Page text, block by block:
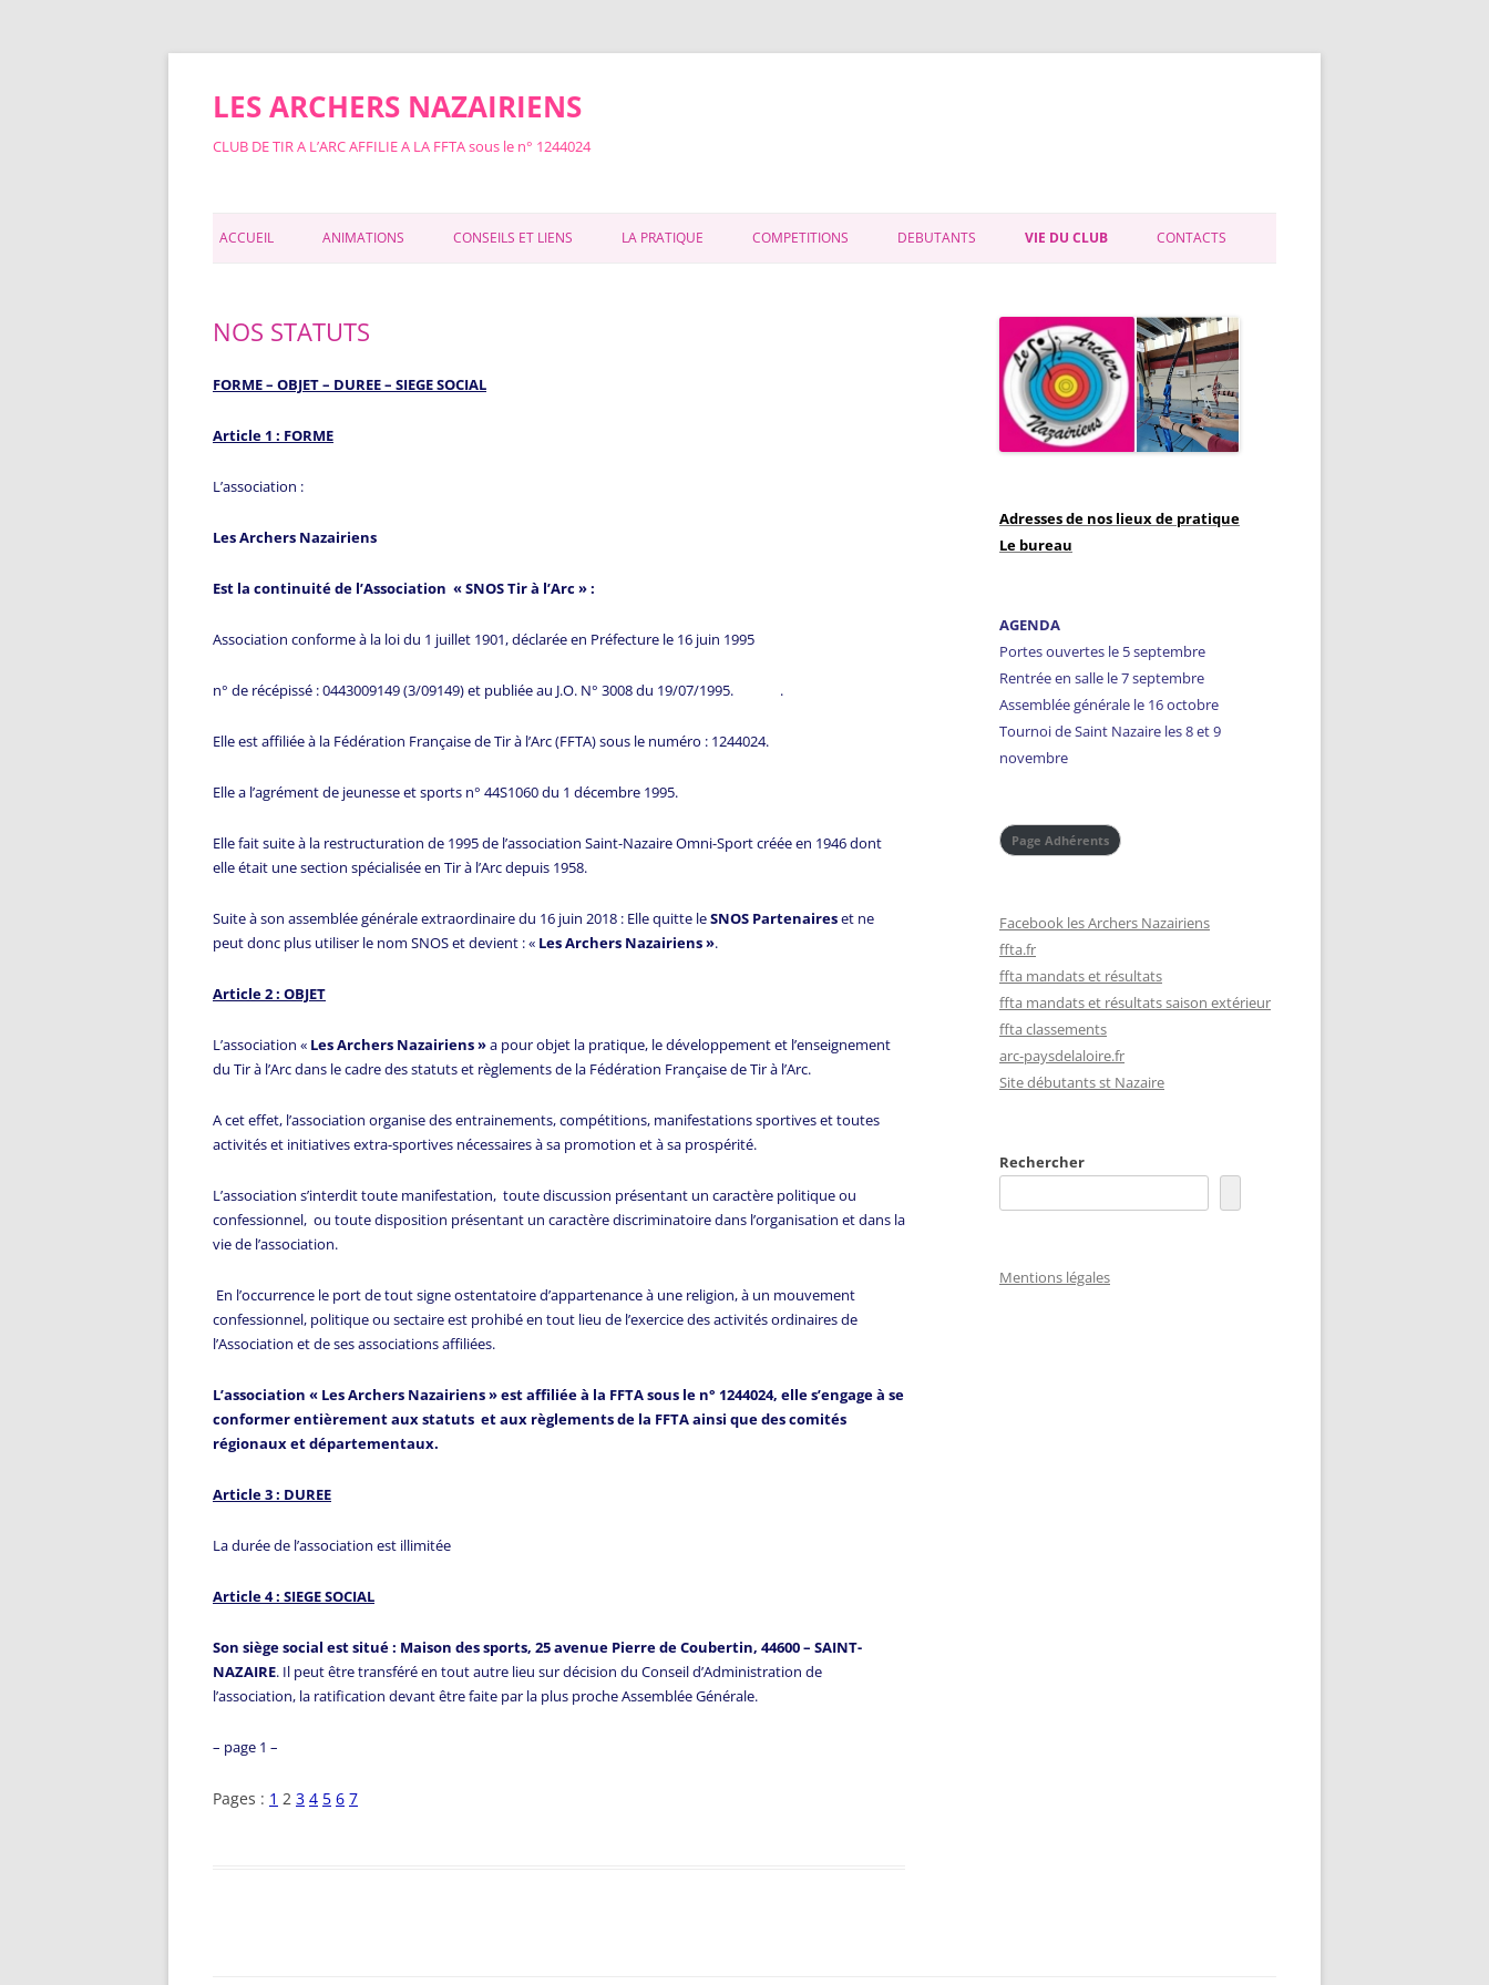
Aller
LES ARCHERS NAZAIRIENS
CLUB DE TIR A L’ARC AFFILIE A LA FFTA sous le n° 1244024
ACCUEIL ANIMATIONS CONSEILS ET LIENS LA PRATIQUE COMPETITIONS DEBUTANTS
CONCOURS DEPARTEMENTAL
DEBUTANTS
VIE DU CLUB
ADMINISTRATION
HISTORIQUE
NOS STATUTS
CONTACTS
NOS STATUTS
FORME – OBJET – DUREE – SIEGE SOCIAL
Article 1 : FORME
L’association :
Les Archers Nazairiens
Est la continuité de l’Association « SNOS Tir à l’Arc » :
Association conforme à la loi du 1 juillet 1901, déclarée en Préfecture le 16 juin 1995
n° de récépissé : 0443009149 (3/09149) et publiée au J.O. N° 3008 du 19/07/1995. .
Elle est affiliée à la Fédération Française de Tir à l’Arc (FFTA) sous le numéro : 1244024.
Elle a l’agrément de jeunesse et sports n° 44S1060 du 1 décembre 1995.
Elle fait suite à la restructuration de 1995 de l’association Saint-Nazaire Omni-Sport créée en 1946 dont
elle était une section spécialisée en Tir à l’Arc depuis 1958.
Suite à son assemblée générale extraordinaire du 16 juin 2018 : Elle quitte leSNOS Partenaireset ne
peut donc plus utiliser le nom SNOS et devient : « Les Archers Nazairiens ».
Article 2 : OBJET
L’association « Les Archers Nazairiens »a pour objet la pratique, le développement et l’enseignement
du Tir à l’Arc dans le cadre des statuts et règlements de la Fédération Française de Tir à l’Arc.
A cet effet, l’association organise des entrainements, compétitions, manifestations sportives et toutes
activités et initiatives extra-sportives nécessaires à sa promotion et à sa prospérité.
L’association s’interdit toute manifestation, toute discussion présentant un caractère politique ou
confessionnel, ou toute disposition présentant un caractère discriminatoire dans l’organisation et dans la
vie de l’association.
En l’occurrence le port de tout signe ostentatoire d’appartenance à une religion, à un mouvement
confessionnel, politique ou sectaire est prohibé en tout lieu de l’exercice des activités ordinaires de
l’Association et de ses associations affiliées.
L’association « Les Archers Nazairiens » est affiliée à la FFTA sous le n° 1244024, elle s’engage à se
conformer entièrement aux statuts et aux règlements de la FFTA ainsi que des comités
régionaux et départementaux.
Article 3 : DUREE
La durée de l’association est illimitée
Article 4 : SIEGE SOCIAL
Son siège social est situé : Maison des sports, 25 avenue Pierre de Coubertin, 44600 – SAINT-
NAZAIRE. Il peut être transféré en tout autre lieu sur décision du Conseil d’Administration de
l’association, la ratification devant être faite par la plus proche Assemblée Générale.
– page 1 –
Pages : 1 2 3 4 5 6 7
Adresses de nos lieux de pratique
Le bureau
AGENDA
Portes ouvertes le 5 septembre
Rentrée en salle le 7 septembre
Assemblée générale le 16 octobre
Tournoi de Saint Nazaire les 8 et 9
novembre
Page Adhérents
Facebook les Archers Nazairiens
ffta.fr
ffta mandats et résultats
ffta mandats et résultats saison extérieur
ffta classements
arc-paysdelaloire.fr
Site débutants st Nazaire
Rechercher
Mentions légales